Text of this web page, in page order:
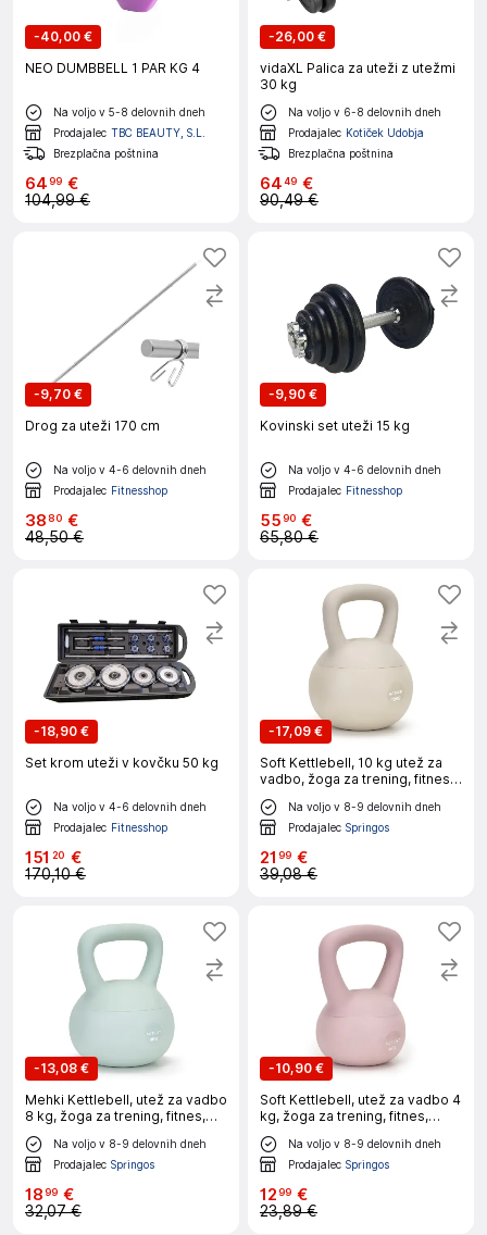
-40,00 €
NEO DUMBBELL 1 PAR KG 4
Na voljo v 5-8 delovnih dneh
Prodajalec TBC BEAUTY, S.L.
Brezplačna poštnina
6499 €
104,99 €
-26,00 €
vidaXL Palica za uteži z utežmi
30 kg
Na voljo v 6-8 delovnih dneh
Prodajalec Kotiček Udobja
Brezplačna poštnina
6449 €
90,49 €
-9,70 €
Drog za uteži 170 cm
Na voljo v 4-6 delovnih dneh
Prodajalec Fitnesshop
3880 €
48,50 €
-9,90 €
Kovinski set uteži 15 kg
Na voljo v 4-6 delovnih dneh
Prodajalec Fitnesshop
5590 €
65,80 €
-18,90 €
Set krom uteži v kovčku 50 kg
Na voljo v 4-6 delovnih dneh
Prodajalec Fitnesshop
151 20 €
170,10 €
-17,09 €
Soft Kettlebell, 10 kg utež za
vadbo, žoga za trening, fitnes,
bež
Na voljo v 8-9 delovnih dneh
Prodajalec Springos
21 99 €
39,08 €
-13,08 €
Mehki Kettlebell, utež za vadbo
8 kg, žoga za trening, fitnes,
turkizna
Na voljo v 8-9 delovnih dneh
Prodajalec Springos
1899 €
32,07 €
-10,90 €
Soft Kettlebell, utež za vadbo 4
kg, žoga za trening, fitnes,
svetlo roza
Na voljo v 8-9 delovnih dneh
Prodajalec Springos
1299 €
23,89 €